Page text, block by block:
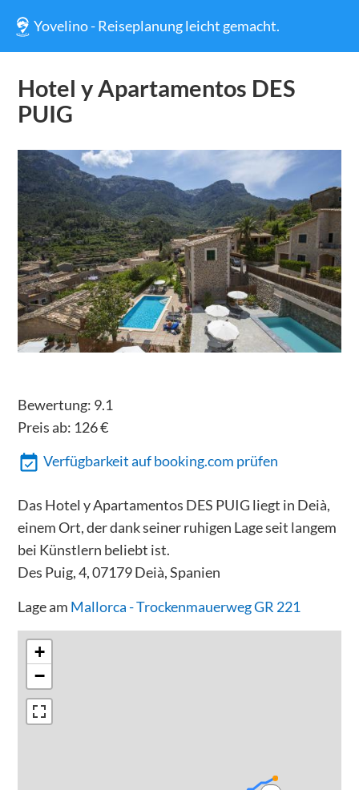
Yovelino - Reiseplanung leicht gemacht.
Hotel y Apartamentos DES
PUIG
Bewertung: 9.1
Preis ab: 126€
Verfügbarkeit auf booking.com prüfen
Das Hotel y Apartamentos DES PUIG liegt in Deià,
einem Ort, der dank seiner ruhigen Lage seit langem
bei Künstlern beliebt ist.
Des Puig, 4, 07179 Deià, Spanien
Lage am Mallorca - Trockenmauerweg GR 221
+
−